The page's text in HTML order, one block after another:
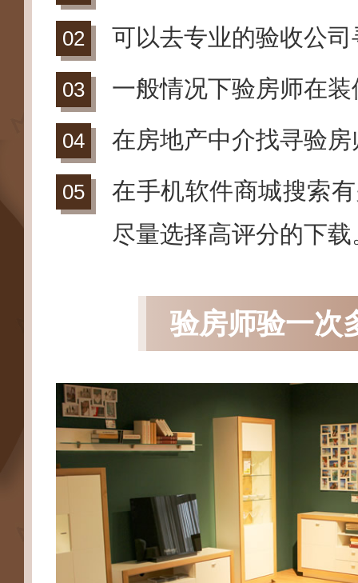
可以去专业的验收公司
一般情况下验房师在
在房地产中介找寻验
在手机软件商城搜索
尽量选择高评分的下载
验房师验一次